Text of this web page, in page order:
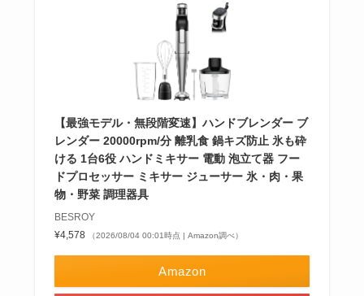
【最強モデル・無段階変速】ハンドブレンダー ブ
レンダー 20000rpm/分 離乳食 鍋キズ防止 氷も砕
ける 1台6役 ハンドミキサー 電動 泡立て器 フー
ドプロセッサー ミキサー ジューサー 氷・肉・果
物・野菜 調理器具
BESROY
¥4,578
（2026/08/04 00:01時点 | Amazon調べ）
Amazon